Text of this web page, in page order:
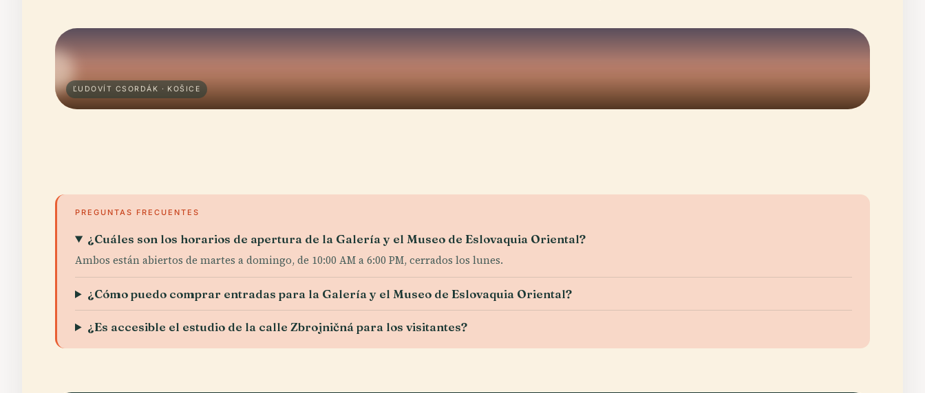
ĽUDOVÍT CSORDÁK · KOŠICE
PREGUNTAS FRECUENTES
¿Cuáles son los horarios de apertura de la Galería y el Museo de Eslovaquia Oriental?
Ambos están abiertos de martes a domingo, de 10:00 AM a 6:00 PM, cerrados los lunes.
¿Cómo puedo comprar entradas para la Galería y el Museo de Eslovaquia Oriental?
¿Es accesible el estudio de la calle Zbrojničná para los visitantes?